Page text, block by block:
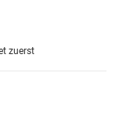
zuerst